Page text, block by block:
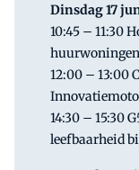
Dinsdag 17
10:45 – 11:30
12:00 – 13:00
14:30 – 15:30
leefbaarheid